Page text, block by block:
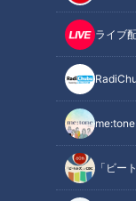
ライブ
me:tone
「ビー
ほぼ岐阜市の愛され
イパイパイ』をいた
【チャント！】